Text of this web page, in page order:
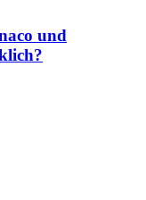
und